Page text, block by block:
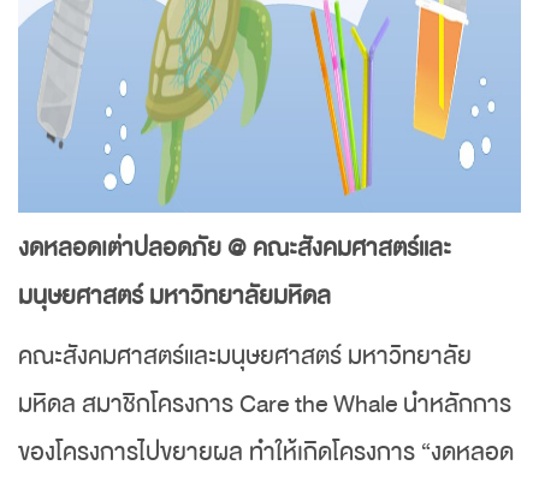
งดหลอดเต่าปลอดภัย @ คณะสังคมศาสตร์และ
มนุษยศาสตร์ มหาวิทยาลัยมหิดล
คณะสังคมศาสตร์และมนุษยศาสตร์ มหาวิทยาลัย
มหิดล สมาชิกโครงการ Care the Whale นำหลักการ
ของโครงการไปขยายผล ทำให้เกิดโครงการ “งดหลอด